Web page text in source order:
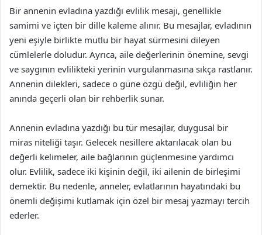
Bir annenin evladına yazdığı evlilik mesajı, genellikle
samimi ve içten bir dille kaleme alınır. Bu mesajlar, evladının
yeni eşiyle birlikte mutlu bir hayat sürmesini dileyen
cümlelerle doludur. Ayrıca, aile değerlerinin önemine, sevgi
ve saygının evlilikteki yerinin vurgulanmasına sıkça rastlanır.
Annenin dilekleri, sadece o güne özgü değil, evliliğin her
anında geçerli olan bir rehberlik sunar.
Annenin evladına yazdığı bu tür mesajlar, duygusal bir
miras niteliği taşır. Gelecek nesillere aktarılacak olan bu
değerli kelimeler, aile bağlarının güçlenmesine yardımcı
olur. Evlilik, sadece iki kişinin değil, iki ailenin de birleşimi
demektir. Bu nedenle, anneler, evlatlarının hayatındaki bu
önemli değişimi kutlamak için özel bir mesaj yazmayı tercih
ederler.